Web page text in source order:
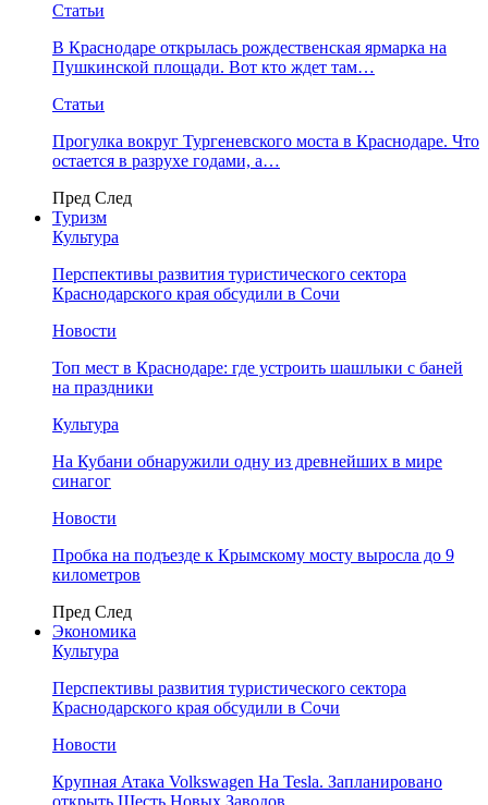
Статьи
В Краснодаре открылась рождественская ярмарка на
Пушкинской площади. Вот кто ждет там…
Статьи
Прогулка вокруг Тургеневского моста в Краснодаре. Что
остается в разрухе годами, а…
Пред След
Туризм
Культура
Перспективы развития туристического сектора
Краснодарского края обсудили в Сочи
Новости
Топ мест в Краснодаре: где устроить шашлыки с баней
на праздники
Культура
На Кубани обнаружили одну из древнейших в мире
синагог
Новости
Пробка на подъезде к Крымскому мосту выросла до 9
километров
Пред След
Экономика
Культура
Перспективы развития туристического сектора
Краснодарского края обсудили в Сочи
Новости
Крупная Атака Volkswagen На Tesla. Запланировано
открыть Шесть Новых Заводов